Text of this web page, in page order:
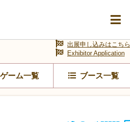
ゲーム一覧 ブース一覧
出展申し込みはこちら
Exhibitor Application